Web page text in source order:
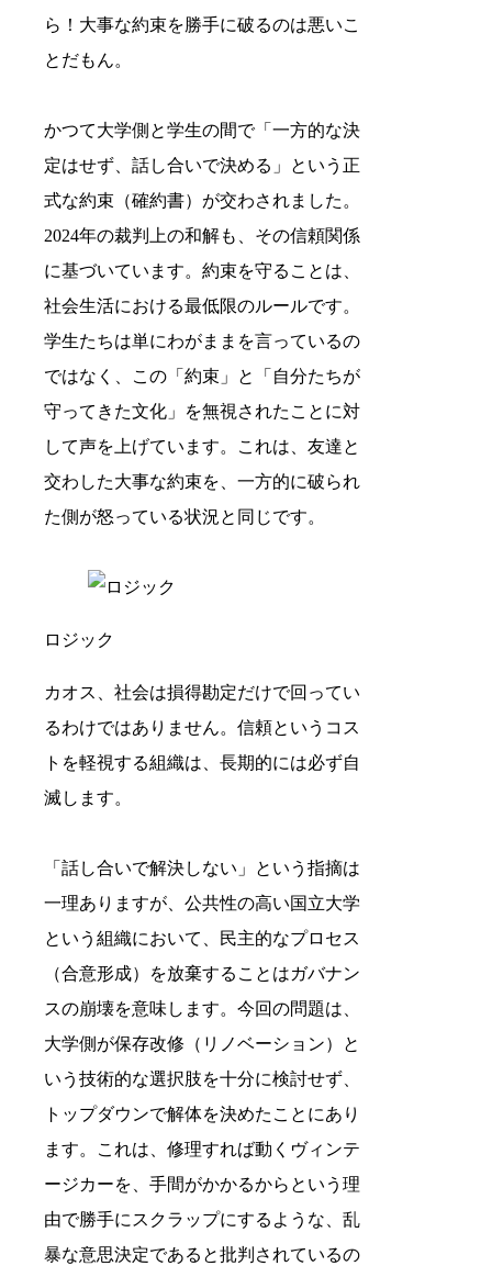
ら！大事な約束を勝手に破るのは悪いこ
とだもん。
かつて大学側と学生の間で「一方的な決
定はせず、話し合いで決める」という正
式な約束（確約書）が交わされました。
2024年の裁判上の和解も、その信頼関係
に基づいています。約束を守ることは、
社会生活における最低限のルールです。
学生たちは単にわがままを言っているの
ではなく、この「約束」と「自分たちが
守ってきた文化」を無視されたことに対
して声を上げています。これは、友達と
交わした大事な約束を、一方的に破られ
た側が怒っている状況と同じです。
ロジック
カオス、社会は損得勘定だけで回ってい
るわけではありません。信頼というコス
トを軽視する組織は、長期的には必ず自
滅します。
「話し合いで解決しない」という指摘は
一理ありますが、公共性の高い国立大学
という組織において、民主的なプロセス
（合意形成）を放棄することはガバナン
スの崩壊を意味します。今回の問題は、
大学側が保存改修（リノベーション）と
いう技術的な選択肢を十分に検討せず、
トップダウンで解体を決めたことにあり
ます。これは、修理すれば動くヴィンテ
ージカーを、手間がかかるからという理
由で勝手にスクラップにするような、乱
暴な意思決定であると批判されているの